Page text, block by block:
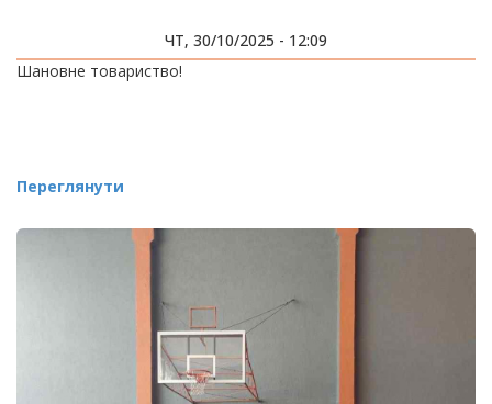
ЧТ, 30/10/2025 - 12:09
Шановне товариство!
Переглянути